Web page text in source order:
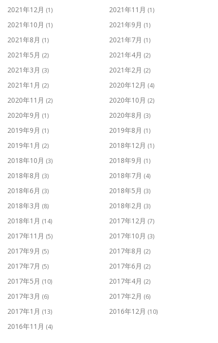
2021年12月 (1) 2021年11月 (1)
2021年10月 (1) 2021年9月 (1)
2021年8月 (1) 2021年7月 (1)
2021年5月 (2) 2021年4月 (2)
2021年3月 (3) 2021年2月 (2)
2021年1月 (2) 2020年12月 (4)
2020年11月 (2) 2020年10月 (2)
2020年9月 (1) 2020年8月 (3)
2019年9月 (1) 2019年8月 (1)
2019年1月 (2) 2018年12月 (1)
2018年10月 (3) 2018年9月 (1)
2018年8月 (3) 2018年7月 (4)
2018年6月 (3) 2018年5月 (3)
2018年3月 (8) 2018年2月 (3)
2018年1月 (14) 2017年12月 (7)
2017年11月 (5) 2017年10月 (3)
2017年9月 (5) 2017年8月 (2)
2017年7月 (5) 2017年6月 (2)
2017年5月 (10) 2017年4月 (2)
2017年3月 (6) 2017年2月 (6)
2017年1月 (13) 2016年12月 (10)
2016年11月 (4)